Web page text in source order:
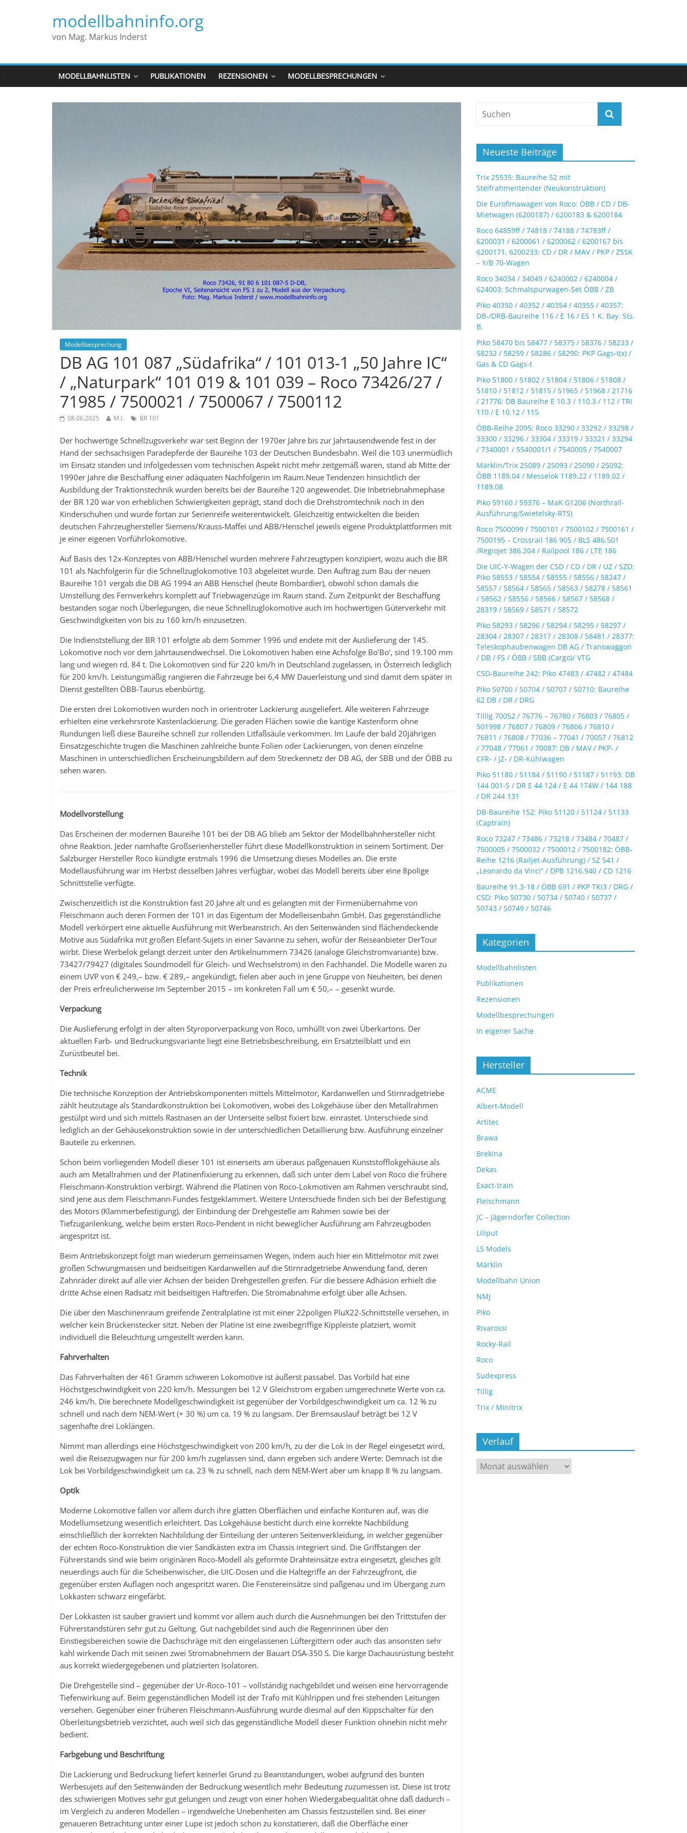
modellbahninfo.org
von Mag. Markus Inderst
MODELLBAHNLISTEN PUBLIKATIONEN REZENSIONEN MODELLBESPRECHUNGEN
Modellbesprechung
DB AG 101 087 „Südafrika“ / 101 013-1 „50 Jahre IC“
/ „Naturpark“ 101 019 & 101 039 – Roco 73426/27 /
71985 / 7500021 / 7500067 / 7500112
08.06.2025 M.I. BR 101
Der hochwertige Schnellzugsverkehr war seit Beginn der 1970er Jahre bis zur Jahrtausendwende fest in der
Hand der sechsachsigen Paradepferde der Baureihe 103 der Deutschen Bundesbahn. Weil die 103 unermüdlich
im Einsatz standen und infolgedessen vom technischen Aspekt nicht mehr zeitgemäß waren, stand ab Mitte der
1990er Jahre die Beschaffung einer adäquaten Nachfolgerin im Raum.Neue Tendenzen hinsichtlich der
Ausbildung der Traktionstechnik wurden bereits bei der Baureihe 120 angewendet. Die Inbetriebnahmephase
der BR 120 war von erheblichen Schwierigkeiten geprägt, stand doch die Drehstromtechnik noch in den
Kinderschuhen und wurde fortan zur Serienreife weiterentwickelt. Gleichzeitig entwickelten die beiden
deutschen Fahrzeughersteller Siemens/Krauss-Maffei und ABB/Henschel jeweils eigene Produktplattformen mit
je einer eigenen Vorführlokomotive.
Auf Basis des 12x-Konzeptes von ABB/Henschel wurden mehrere Fahrzeugtypen konzipiert, wozu auch die BR
101 als Nachfolgerin für die Schnellzuglokomotive 103 abgeleitet wurde. Den Auftrag zum Bau der neuen
Baureihe 101 vergab die DB AG 1994 an ABB Henschel (heute Bombardier), obwohl schon damals die
Umstellung des Fernverkehrs komplett auf Triebwagenzüge im Raum stand. Zum Zeitpunkt der Beschaffung
bestanden sogar noch Überlegungen, die neue Schnellzuglokomotive auch im hochwertigen Güterverkehr mit
Geschwindigkeiten von bis zu 160 km/h einzusetzen.
Die Indienststellung der BR 101 erfolgte ab dem Sommer 1996 und endete mit der Auslieferung der 145.
Lokomotive noch vor dem Jahrtausendwechsel. Die Lokomotiven haben eine Achsfolge Bo’Bo‘, sind 19.100 mm
lang und wiegen rd. 84 t. Die Lokomotiven sind für 220 km/h in Deutschland zugelassen, in Österreich lediglich
für 200 km/h. Leistungsmäßig rangieren die Fahrzeuge bei 6,4 MW Dauerleistung und sind damit dem später in
Dienst gestellten ÖBB-Taurus ebenbürtig.
Die ersten drei Lokomotiven wurden noch in orientroter Lackierung ausgeliefert. Alle weiteren Fahrzeuge
erhielten eine verkehrsrote Kastenlackierung. Die geraden Flächen sowie die kantige Kastenform ohne
Rundungen ließ diese Baureihe schnell zur rollenden Litfaßsäule verkommen. Im Laufe der bald 20jährigen
Einsatzgeschichte trugen die Maschinen zahlreiche bunte Folien oder Lackierungen, von denen einzelne
Maschinen in unterschiedlichen Erscheinungsbildern auf dem Streckennetz der DB AG, der SBB und der ÖBB zu
sehen waren.
Modellvorstellung
Das Erscheinen der modernen Baureihe 101 bei der DB AG blieb am Sektor der Modellbahnhersteller nicht
ohne Reaktion. Jeder namhafte Großserienhersteller führt diese Modellkonstruktion in seinem Sortiment. Der
Salzburger Hersteller Roco kündigte erstmals 1996 die Umsetzung dieses Modelles an. Die erste
Modellausführung war im Herbst desselben Jahres verfügbar, wobei das Modell bereits über eine 8polige
Schnittstelle verfügte.
Zwischenzeitlich ist die Konstruktion fast 20 Jahre alt und es gelangten mit der Firmenübernahme von
Fleischmann auch deren Formen der 101 in das Eigentum der Modelleisenbahn GmbH. Das gegenständliche
Modell verkörpert eine aktuelle Ausführung mit Werbeanstrich. An den Seitenwänden sind flächendeckende
Motive aus Südafrika mit großen Elefant-Sujets in einer Savanne zu sehen, wofür der Reiseanbieter DerTour
wirbt. Diese Werbelok gelangt derzeit unter den Artikelnummern 73426 (analoge Gleichstromvariante) bzw.
73427/79427 (digitales Soundmodell für Gleich- und Wechselstrom) in den Fachhandel. Die Modelle waren zu
einem UVP von € 249,– bzw. € 289,– angekündigt, fielen aber auch in jene Gruppe von Neuheiten, bei denen
der Preis erfreulicherweise im September 2015 – im konkreten Fall um € 50,– – gesenkt wurde.
Verpackung
Die Auslieferung erfolgt in der alten Styroporverpackung von Roco, umhüllt von zwei Überkartons. Der
aktuellen Farb- und Bedruckungsvariante liegt eine Betriebsbeschreibung, ein Ersatzteilblatt und ein
Zurüstbeutel bei.
Technik
Die technische Konzeption der Antriebskomponenten mittels Mittelmotor, Kardanwellen und Stirnradgetriebe
zählt heutzutage als Standardkonstruktion bei Lokomotiven, wobei des Lokgehäuse über den Metallrahmen
gestülpt wird und sich mittels Rastnasen an der Unterseite selbst fixiert bzw. einrastet. Unterschiede sind
lediglich an der Gehäusekonstruktion sowie in der unterschiedlichen Detaillierung bzw. Ausführung einzelner
Bauteile zu erkennen.
Schon beim vorliegenden Modell dieser 101 ist einerseits am überaus paßgenauen Kunststofflokgehäuse als
auch am Metallrahmen und der Platinenfixierung zu erkennen, daß sich unter dem Label von Roco die frühere
Fleischmann-Konstruktion verbirgt. Während die Platinen von Roco-Lokmotiven am Rahmen verschraubt sind,
sind jene aus dem Fleischmann-Fundes festgeklammert. Weitere Unterschiede finden sich bei der Befestigung
des Motors (Klammerbefestigung), der Einbindung der Drehgestelle am Rahmen sowie bei der
Tiefzuganlenkung, welche beim ersten Roco-Pendent in nicht beweglicher Ausführung am Fahrzeugboden
angespritzt ist.
Beim Antriebskonzept folgt man wiederum gemeinsamen Wegen, indem auch hier ein Mittelmotor mit zwei
großen Schwungmassen und beidseitigen Kardanwellen auf die Stirnradgetriebe Anwendung fand, deren
Zahnräder direkt auf alle vier Achsen der beiden Drehgestellen greifen. Für die bessere Adhäsion erhielt die
dritte Achse einen Radsatz mit beidseitigen Haftreifen. Die Stromabnahme erfolgt über alle Achsen.
Die über den Maschinenraum greifende Zentralplatine ist mit einer 22poligen PluX22-Schnittstelle versehen, in
welcher kein Brückenstecker sitzt. Neben der Platine ist eine zweibegriffige Kippleiste platziert, womit
individuell die Beleuchtung umgestellt werden kann.
Fahrverhalten
Das Fahrverhalten der 461 Gramm schweren Lokomotive ist äußerst passabel. Das Vorbild hat eine
Höchstgeschwindigkeit von 220 km/h. Messungen bei 12 V Gleichstrom ergaben umgerechnete Werte von ca.
246 km/h. Die berechnete Modellgeschwindigkeit ist gegenüber der Vorbildgeschwindigkeit um ca. 12 % zu
schnell und nach dem NEM-Wert (+ 30 %) um ca. 19 % zu langsam. Der Bremsauslauf beträgt bei 12 V
sagenhafte drei Loklängen.
Nimmt man allerdings eine Höchstgeschwindigkeit von 200 km/h, zu der die Lok in der Regel eingesetzt wird,
weil die Reisezugwagen nur für 200 km/h zugelassen sind, dann ergeben sich andere Werte: Demnach ist die
Lok bei Vorbildgeschwindigkeit um ca. 23 % zu schnell, nach dem NEM-Wert aber um knapp 8 % zu langsam.
Optik
Moderne Lokomotive fallen vor allem durch ihre glatten Oberflächen und einfache Konturen auf, was die
Modellumsetzung wesentlich erleichtert. Das Lokgehäuse besticht durch eine korrekte Nachbildung
einschließlich der korrekten Nachbildung der Einteilung der unteren Seitenverkleidung, in welcher gegenüber
der echten Roco-Konstruktion die vier Sandkästen extra im Chassis integriert sind. Die Griffstangen der
Führerstands sind wie beim originären Roco-Modell als geformte Drahteinsätze extra eingesetzt, gleiches gilt
neuerdings auch für die Scheibenwischer, die UIC-Dosen und die Haltegriffe an der Fahrzeugfront, die
gegenüber ersten Auflagen noch angespritzt waren. Die Fenstereinsätze sind paßgenau und im Übergang zum
Lokkasten schwarz eingefärbt.
Der Lokkasten ist sauber graviert und kommt vor allem auch durch die Ausnehmungen bei den Trittstufen der
Führerstandstüren sehr gut zu Geltung. Gut nachgebildet sind auch die Regenrinnen über den
Einstiegsbereichen sowie die Dachschräge mit den eingelassenen Lüftergittern oder auch das ansonsten sehr
kahl wirkende Dach mit seinen zwei Stromabnehmern der Bauart DSA-350 S. Die karge Dachausrüstung besteht
aus korrekt wiedergegebenen und platzierten Isolatoren.
Die Drehgestelle sind – gegenüber der Ur-Roco-101 – vollständig nachgebildet und weisen eine hervorragende
Tiefenwirkung auf. Beim gegenständlichen Modell ist der Trafo mit Kühlrippen und frei stehenden Leitungen
versehen. Gegenüber einer früheren Fleischmann-Ausführung wurde diesmal auf den Kippschalter für den
Oberleitungsbetrieb verzichtet, auch weil sich das gegenständliche Modell dieser Funktion ohnehin nicht mehr
bedient.
Farbgebung und Beschriftung
Die Lackierung und Bedruckung liefert keinerlei Grund zu Beanstandungen, wobei aufgrund des bunten
Werbesujets auf den Seitenwänden der Bedruckung wesentlich mehr Bedeutung zuzumessen ist. Diese ist trotz
des schwierigen Motives sehr gut gelungen und zeugt von einer hohen Wiedergabequalität ohne daß dadurch –
im Vergleich zu anderen Modellen – irgendwelche Unebenheiten am Chassis festzustellen sind. Bei einer
genaueren Betrachtung unter einer Lupe ist jedoch schon zu konstatieren, daß die Oberfläche einer
Neueste Beiträge
Trix 25535: Baureihe 52 mit
Steifrahmentender (Neukonstruktion)
Die Eurofimawagen von Roco: ÖBB / CD / DB-
Mietwagen (6200187) / 6200183 & 6200184
Roco 64859ff / 74818 / 74188 / 74783ff /
6200031 / 6200061 / 6200062 / 6200167 bis
6200171, 6200233: CD / DR / MAV / PKP / ZSSK
– Y/B 70-Wagen
Roco 34034 / 34049 / 6240002 / 6240004 /
624003: Schmalspurwagen-Set ÖBB / ZB
Piko 40350 / 40352 / 40354 / 40355 / 40357:
DB-/DRB-Baureihe 116 / E 16 / ES 1 K. Bay. Sts.
B.
Piko 58470 bis 58477 / 58375 / 58376 / 58233 /
58232 / 58259 / 58286 / 58290: PKP Gags-t(x) /
Gas & CD Gags-t
Piko 51800 / 51802 / 51804 / 51806 / 51808 /
51810 / 51812 / 51815 / 51965 / 51968 / 21716
/ 21776: DB Baureihe E 10.3 / 110.3 / 112 / TRI
110 / E 10.12 / 115
ÖBB-Reihe 2095: Roco 33290 / 33292 / 33298 /
33300 / 33296 / 33304 / 33319 / 33321 / 33294
/ 7340001 / 5540001/1 / 7540005 / 7540007
Märklin/Trix 25089 / 25093 / 25090 / 25092:
ÖBB 1189.04 / Messelok 1189.22 / 1189.02 /
1189.08
Piko 59160 / 59376 – MaK G1206 (Northrail-
Ausführung/Swietelsky-RTS)
Roco 7500099 / 7500101 / 7500102 / 7500161 /
7500195 – Crossrail 186 905 / BLS 486.501
/Regiojet 386.204 / Railpool 186 / LTE 186
Die UIC-Y-Wagen der CSD / CD / DR / UZ / SZD:
Piko 58553 / 58554 / 58555 / 58556 / 58247 /
58557 / 58564 / 58565 / 58563 / 58278 / 58561
/ 58562 / 58556 / 58566 / 58567 / 58568 /
28319 / 58569 / 58571 / 58572
Piko 58293 / 58296 / 58294 / 58295 / 58297 /
28304 / 28307 / 28317 / 28308 / 58481 / 28377:
Teleskophaubenwagen DB AG / Transwaggon
/ DB / FS / ÖBB / SBB (Cargo)/ VTG
CSD-Baureihe 242: Piko 47483 / 47482 / 47484
Piko 50700 / 50704 / 50707 / 50710: Baureihe
62 DB / DR / DRG
Tillig 70052 / 76776 – 76780 / 76803 / 76805 /
501998 / 76807 / 76809 / 76806 / 76810 /
76811 / 76808 / 77036 – 77041 / 70057 / 76812
/ 77048 / 77061 / 70087: DB / MAV / PKP- /
CFR- / JZ- / DR-Kühlwagen
Piko 51180 / 51184 / 51190 / 51187 / 51193: DB
144 001-5 / DR E 44 124 / E 44 174W / 144 188
/ DR 244 131
DB-Baureihe 152: Piko 51120 / 51124 / 51133
(Captrain)
Roco 73247 / 73486 / 73218 / 73484 / 70487 /
7500005 / 7500032 / 7500012 / 7500182: ÖBB-
Reihe 1216 (Railjet-Ausführung) / SZ 541 /
„Leonardo da Vinci“ / DPB 1216.940 / CD 1216
Baureihe 91.3-18 / ÖBB 691 / PKP TKi3 / DRG /
CSD: Piko 50730 / 50734 / 50740 / 50737 /
50743 / 50749 / 50746
Kategorien
Modellbahnlisten
Publikationen
Rezensionen
Modellbesprechungen
In eigener Sache
Hersteller
ACME
Albert-Modell
Artitec
Brawa
Brekina
Dekas
Exact-train
Fleischmann
JC – Jägerndorfer Collection
Liliput
LS Models
Märklin
Modellbahn Union
NMJ
Piko
Rivarossi
Rocky-Rail
Roco
Sudexpress
Tillig
Trix / Minitrix
Verlauf